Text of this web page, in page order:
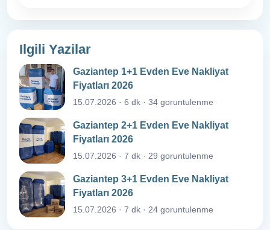
Ilgili Yazilar
Gaziantep 1+1 Evden Eve Nakliyat
Fiyatları 2026
15.07.2026 · 6 dk · 34 goruntulenme
Gaziantep 2+1 Evden Eve Nakliyat
Fiyatları 2026
15.07.2026 · 7 dk · 29 goruntulenme
Gaziantep 3+1 Evden Eve Nakliyat
Fiyatları 2026
15.07.2026 · 7 dk · 24 goruntulenme